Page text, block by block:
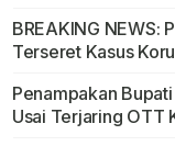
BREAKING NEWS:
Terseret Kasus
Penampakan
Usai Terjaring OTT